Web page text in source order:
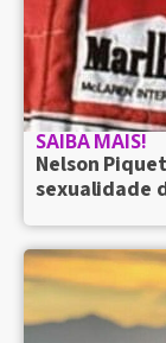
SAIBA MAIS!
Nelson
sexualidade